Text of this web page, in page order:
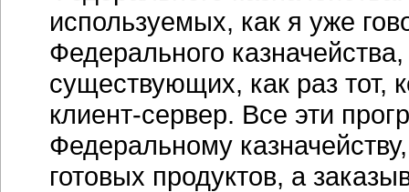
используемых, как я уже
Федерального
существующих, как раз тот,
клиент-сервер. Все эти
Федеральному
готовых продуктов, а